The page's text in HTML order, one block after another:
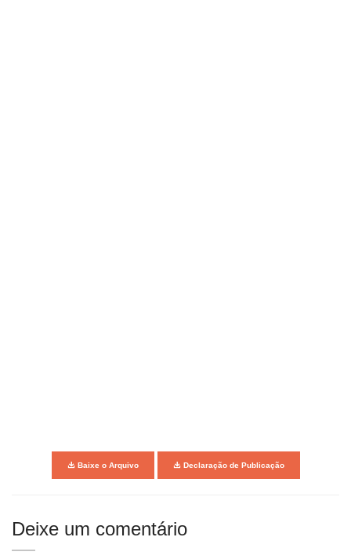
Baixe o Arquivo Declaração de Publicação
Deixe um comentário